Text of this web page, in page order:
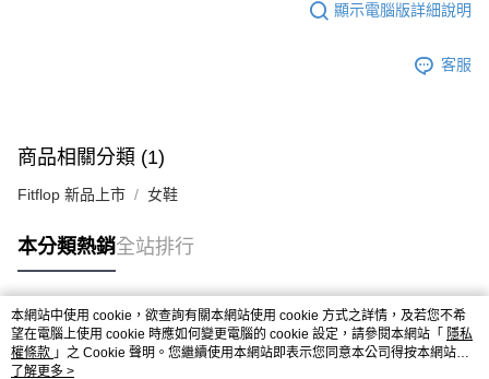
顯示電腦版詳細說明
客服
商品相關分類 (1)
Fitflop 新品上市 女鞋
本分類熱銷全站排行
熱門標籤
本網站中使用 cookie，欲查詢有關本網站使用 cookie 方式之詳情，及若您不希
望在電腦上使用 cookie 時應如何變更電腦的 cookie 設定，請參閱本網站「 隱私
權條款 」之 Cookie 聲明。您繼續使用本網站即表示您同意本公司得按本網站使
用條款之 Cookie 聲明使用 cookie。
了解更多 >